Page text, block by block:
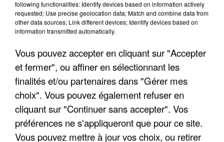
APRÈS TOUTES CES CANICULES, LES REFUGES
DE FAUNE SAUVAGE SONT...
following functionalities: Identify devices based on information actively
requested; Use precise geolocation data; Match and combine data from
other data sources; Link different devices; Identify devices based on
information transmitted automatically.
Vous pouvez accepter en cliquant sur "Accepter
et fermer", ou affiner en sélectionnant les
finalités et/ou partenaires dans "Gérer mes
choix". Vous pouvez également refuser en
cliquant sur "Continuer sans accepter". Vos
préférences ne s'appliqueront que pour ce site.
Vous pouvez mettre à jour vos choix, ou retirer